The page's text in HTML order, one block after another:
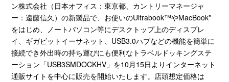
ン株式会社（日本オフィス：東京都、カントリーマネージャ
ー：遠藤信久）の新製品で、お使いのUltrabook™やMacBook*
をはじめ、ノートパソコン等にデスクトップ上のディスプレ
イ、ギガビットイーサネット、USB3.0ハブなどの機能を簡単に
接続でき外出時の持ち運びにも便利なトラベルドッキングステ
ーション「USB3SMDOCKHV」を10月15日よりインターネット
通販サイトを中心に販売を開始いたします。店頭想定価格は